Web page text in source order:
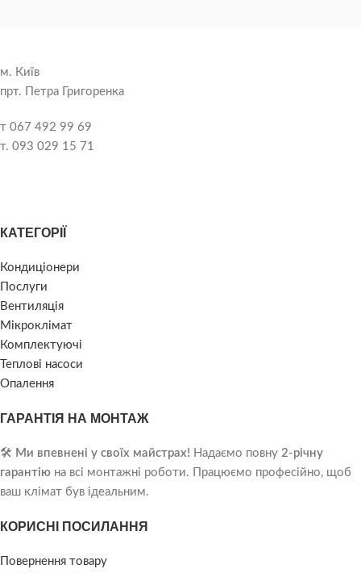
м. Київ
прт. Петра Григоренка
т 067 492 99 69
т. 093 029 15 71
КАТЕГОРІЇ
Кондиціонери
Послуги
Вентиляція
Мікроклімат
Комплектуючі
Теплові насоси
Опалення
ГАРАНТІЯ НА МОНТАЖ
🛠️ Ми впевнені у своїх майстрах! Надаємо повну 2-річну
гарантію на всі монтажні роботи. Працюємо професійно, щоб
ваш клімат був ідеальним.
КОРИСНІ ПОСИЛАННЯ
Повернення товару